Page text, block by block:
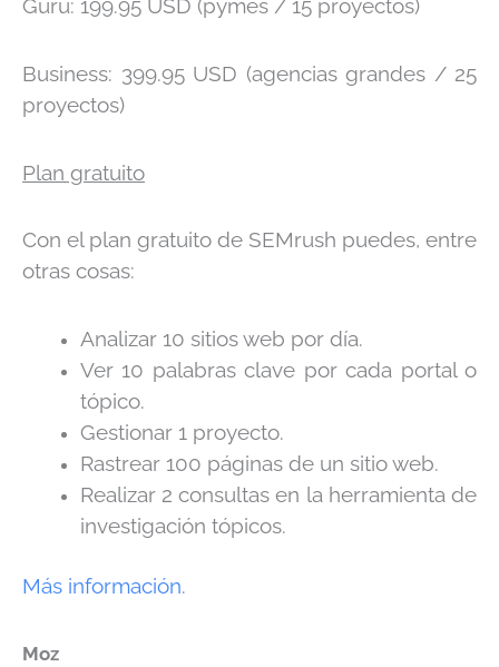
Gurú: 199.95 USD (pymes / 15 proyectos)
Business: 399.95 USD (agencias grandes / 25
proyectos)
Plan gratuito
Con el plan gratuito de SEMrush puedes, entre
otras cosas:
Analizar 10 sitios web por día.
Ver 10 palabras clave por cada portal o
tópico.
Gestionar 1 proyecto.
Rastrear 100 páginas de un sitio web.
Realizar 2 consultas en la herramienta de
investigación tópicos.
Más información.
Moz